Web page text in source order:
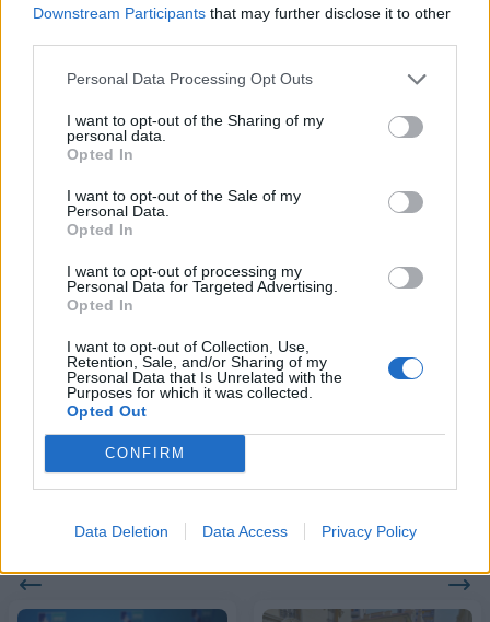
Downstream Participants that may further disclose it to other
Personal Data Processing Opt Outs
I want to opt-out of the Sharing of my
personal data.
Opted In
I want to opt-out of the Sale of my
Personal Data.
Opted In
I want to opt-out of processing my
Personal Data for Targeted Advertising.
Opted In
I want to opt-out of Collection, Use,
Retention, Sale, and/or Sharing of my
Personal Data that Is Unrelated with the
Purposes for which it was collected.
Opted Out
CONFIRM
Data Deletion Data Access Privacy Policy
Η συμφωνία Arval-Athlon αναδιαμορφώνει την αγορά leasing
αναδιάρθρωσης
ΟΤΕ στη διεθνή σειρά δεικτών
Alpha Bank: Για πρώτη φορά το Αρχαίο Θέατρο Επιδαύρου άνοιξε τις
πύλες του σε όλους
ESG Report 2025: Πώς η ΑΒ Βασιλόπουλος μετατρέπει τη
βιωσιμότητα σε καθημερινή πράξη
ΠΕΡΙΣΣΌΤΕΡΑ ΣΕ ΑΥΤΉ ΤΗΝ ΚΑΤΗΓΟΡΊΑ